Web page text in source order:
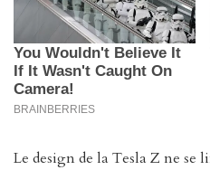
Le design de la Tesla Z ne se